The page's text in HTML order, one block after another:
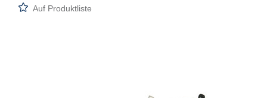
Auf Produktliste